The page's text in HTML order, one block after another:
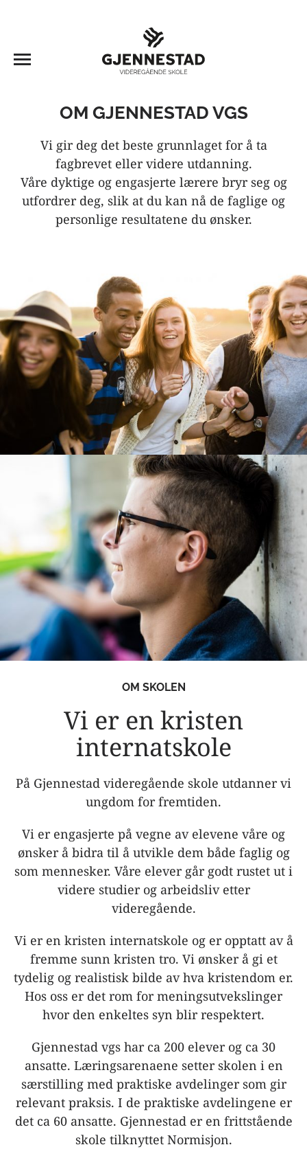
OM GJENNESTAD VGS
Vi gir deg det beste grunnlaget for å ta
fagbrevet eller videre utdanning.
Våre dyktige og engasjerte lærere bryr seg og
utfordrer deg, slik at du kan nå de faglige og
personlige resultatene du ønsker.
OM SKOLEN
Vi er en kristen
internatskole
På Gjennestad videregående skole utdanner vi
ungdom for fremtiden.
Vi er engasjerte på vegne av elevene våre og
ønsker å bidra til å utvikle dem både faglig og
som mennesker. Våre elever går godt rustet ut i
videre studier og arbeidsliv etter
videregående.
Vi er en kristen internatskole og er opptatt av å
fremme sunn kristen tro. Vi ønsker å gi et
tydelig og realistisk bilde av hva kristendom er.
Hos oss er det rom for meningsutvekslinger
hvor den enkeltes syn blir respektert.
Gjennestad vgs har ca 200 elever og ca 30
ansatte. Læringsarenaene setter skolen i en
særstilling med praktiske avdelinger som gir
relevant praksis. I de praktiske avdelingene er
det ca 60 ansatte. Gjennestad er en frittstående
skole tilknyttet Normisjon.